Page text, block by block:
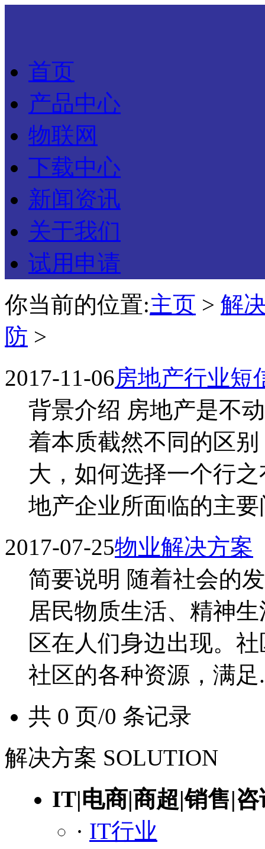
首页
产品中心
物联网
下载中心
新闻资讯
关于我们
试用申请
你当前的位置:主页 > 解
防 >
2017-11-06房地产行业短
背景介绍 房地产是不
着本质截然不同的区
大，如何选择一个行
地产企业所面临的主要
2017-07-25物业解决方案
简要说明 随着社会的
居民物质生活、精神
区在人们身边出现。
社区的各种资源，满足
共 0 页/0 条记录
解决方案 SOLUTION
IT|电商|商超|销售|咨
· IT行业